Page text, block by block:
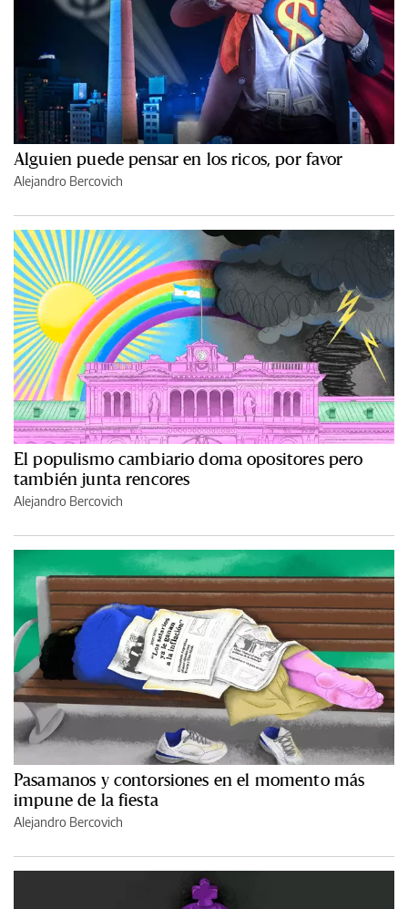
Alguien puede pensar en los ricos, por favor
Alejandro Bercovich
El populismo cambiario doma opositores pero
también junta rencores
Alejandro Bercovich
Pasamanos y contorsiones en el momento más
impune de la fiesta
Alejandro Bercovich